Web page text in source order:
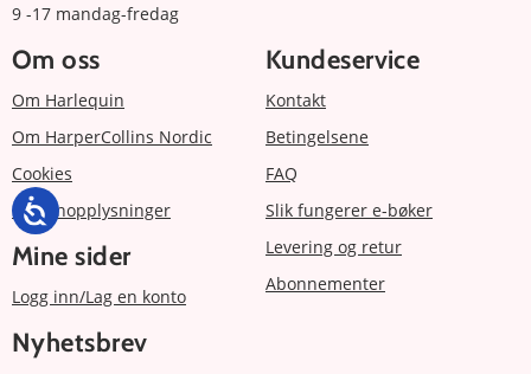
9 -17 mandag-fredag
Om oss
Om Harlequin
Om HarperCollins Nordic
Cookies
Personopplysninger
Mine sider
Logg inn/Lag en konto
Kundeservice
Kontakt
Betingelsene
FAQ
Slik fungerer e-bøker
Levering og retur
Abonnementer
Nyhetsbrev